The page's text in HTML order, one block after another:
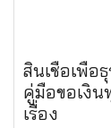
สินเชื่อเพื่อ
คู่มือขอเงิ
เรื่อง